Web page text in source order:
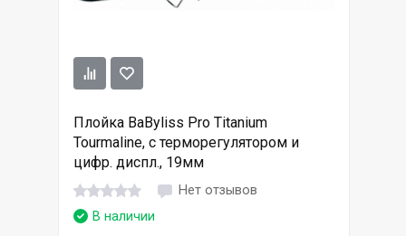
Плойка BaByliss Pro Titanium
Tourmaline, c терморегулятором и
цифр. диспл., 19мм
Нет отзывов
В наличии